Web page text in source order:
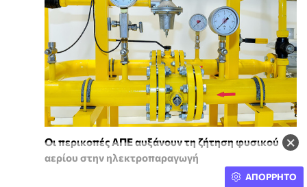
×
Οι περικοπές ΑΠΕ αυξάνουν τη ζήτηση φυσικού
αερίου στην ηλεκτροπαραγωγή
ΑΠΟΡΡΗΤΟ